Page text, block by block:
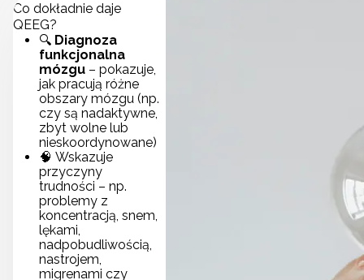
Co dokładnie daje
QEEG?
🔍 Diagnoza
funkcjonalna
mózgu – pokazuje,
jak pracują różne
obszary mózgu (np.
czy są nadaktywne,
zbyt wolne lub
nieskoordynowane)
🧠 Wskazuje
przyczyny
trudności – np.
problemy z
koncentracją, snem,
lękami,
nadpobudliwością,
nastrojem,
migrenami czy